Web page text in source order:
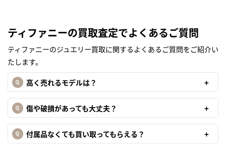
ティファニーの買取査定でよくあるご質問
ティファニーのジュエリー買取に関するよくあるご質問をご紹介い
たします。
高く売れるモデルは？
傷や破損があっても大丈夫？
付属品なくても買い取ってもらえる？